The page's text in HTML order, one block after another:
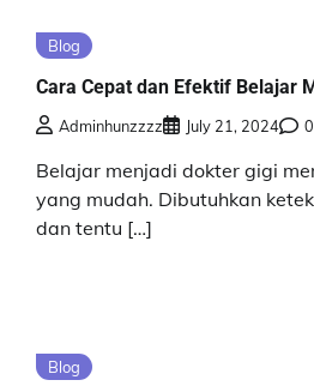
Blog
Cara Cepat dan Efektif Belajar
Adminhunzzzz July 21, 2024 0
Belajar menjadi dokter gigi
yang mudah. Dibutuhkan
dan tentu […]
Blog